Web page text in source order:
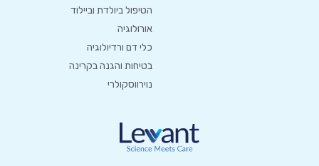
הטיפול ביולדת וביילוד
אורולוגיה
כלי דם ורדיולוגיה
בטיחות והגנה בקרינה
נוירווסקולרי